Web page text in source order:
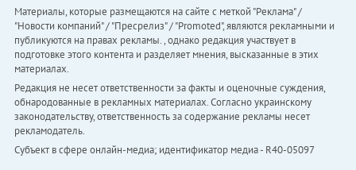
Материалы, которые размещаются на сайте с меткой "Реклама" /
"Новости компаний" / "Пресрелиз" / "Promoted", являются рекламными и
публикуются на правах рекламы. , однако редакция участвует в
подготовке этого контента и разделяет мнения, высказанные в этих
материалах.
Редакция не несет ответственности за факты и оценочные суждения,
обнародованные в рекламных материалах. Согласно украинскому
законодательству, ответственность за содержание рекламы несет
рекламодатель.
Субъект в сфере онлайн-медиа; идентификатор медиа - R40-05097